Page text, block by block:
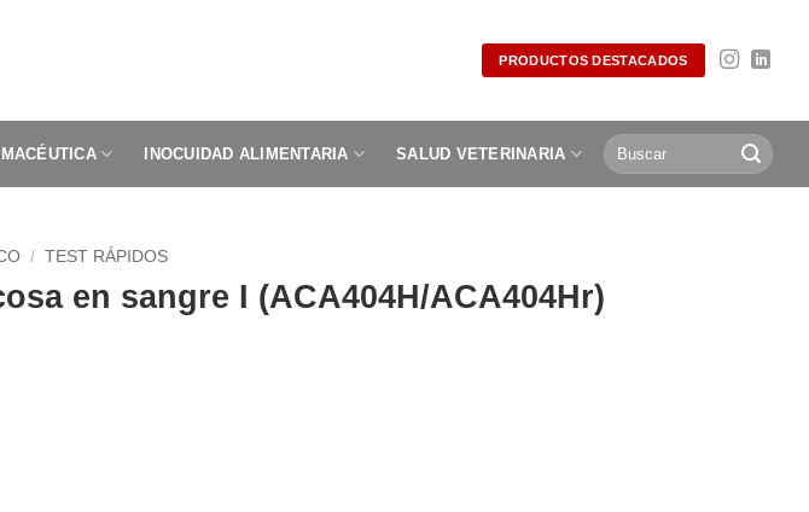
PRODUCTOS DESTACADOS
INOCUIDAD ALIMENTARIA SALUD VETERINARIA
Buscar
por:
/ TEST RÁPIDOS
en sangre I (ACA404H/ACA404Hr)